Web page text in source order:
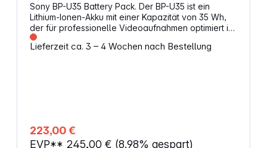
Sony BP-U35 Battery Pack. Der BP-U35 ist ein
Lithium-Ionen-Akku mit einer Kapazität von 35 Wh,
der für professionelle Videoaufnahmen optimiert ist.
Durch seine kompakte Größe und das geringe
Gewicht ist der BP-U35 ideal für Anwendungen, bei
während der Aufnahme einfach und genau
überwachen kann.Der BP-U35 bietet eine höhere
Kapazität und eine schnellere Ladezeit als der BP-
Lieferzeit ca. 3 – 4 Wochen nach Bestellung
223,00 €
EVP** 245,00 € (8.98% gespart)